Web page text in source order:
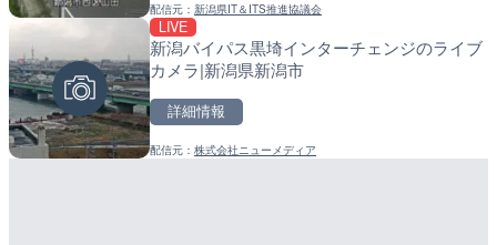
配信元：新潟県IT＆ITS推進協議会
LIVE
新潟バイパス黒埼インターチェンジのライブ
カメラ|新潟県新潟市
詳細情報
配信元：株式会社ニューメディア
配信元：
淡路島モンキーセンター
県洲本市
配信元：
配信元：
産湯川水門付近のライブ
町
配信元：